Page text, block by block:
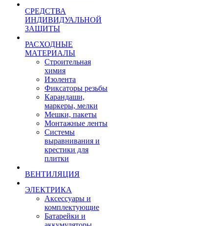
СРЕДСТВА
ИНДИВИДУАЛЬНОЙ
ЗАЩИТЫ
РАСХОДНЫЕ
МАТЕРИАЛЫ
Строительная
химия
Изолента
Фиксаторы резьбы
Карандаши,
маркеры, мелки
Мешки, пакеты
Монтажные ленты
Системы
выравнивания и
крестики для
плитки
ВЕНТИЛЯЦИЯ
ЭЛЕКТРИКА
Аксессуары и
комплектующие
Батарейки и